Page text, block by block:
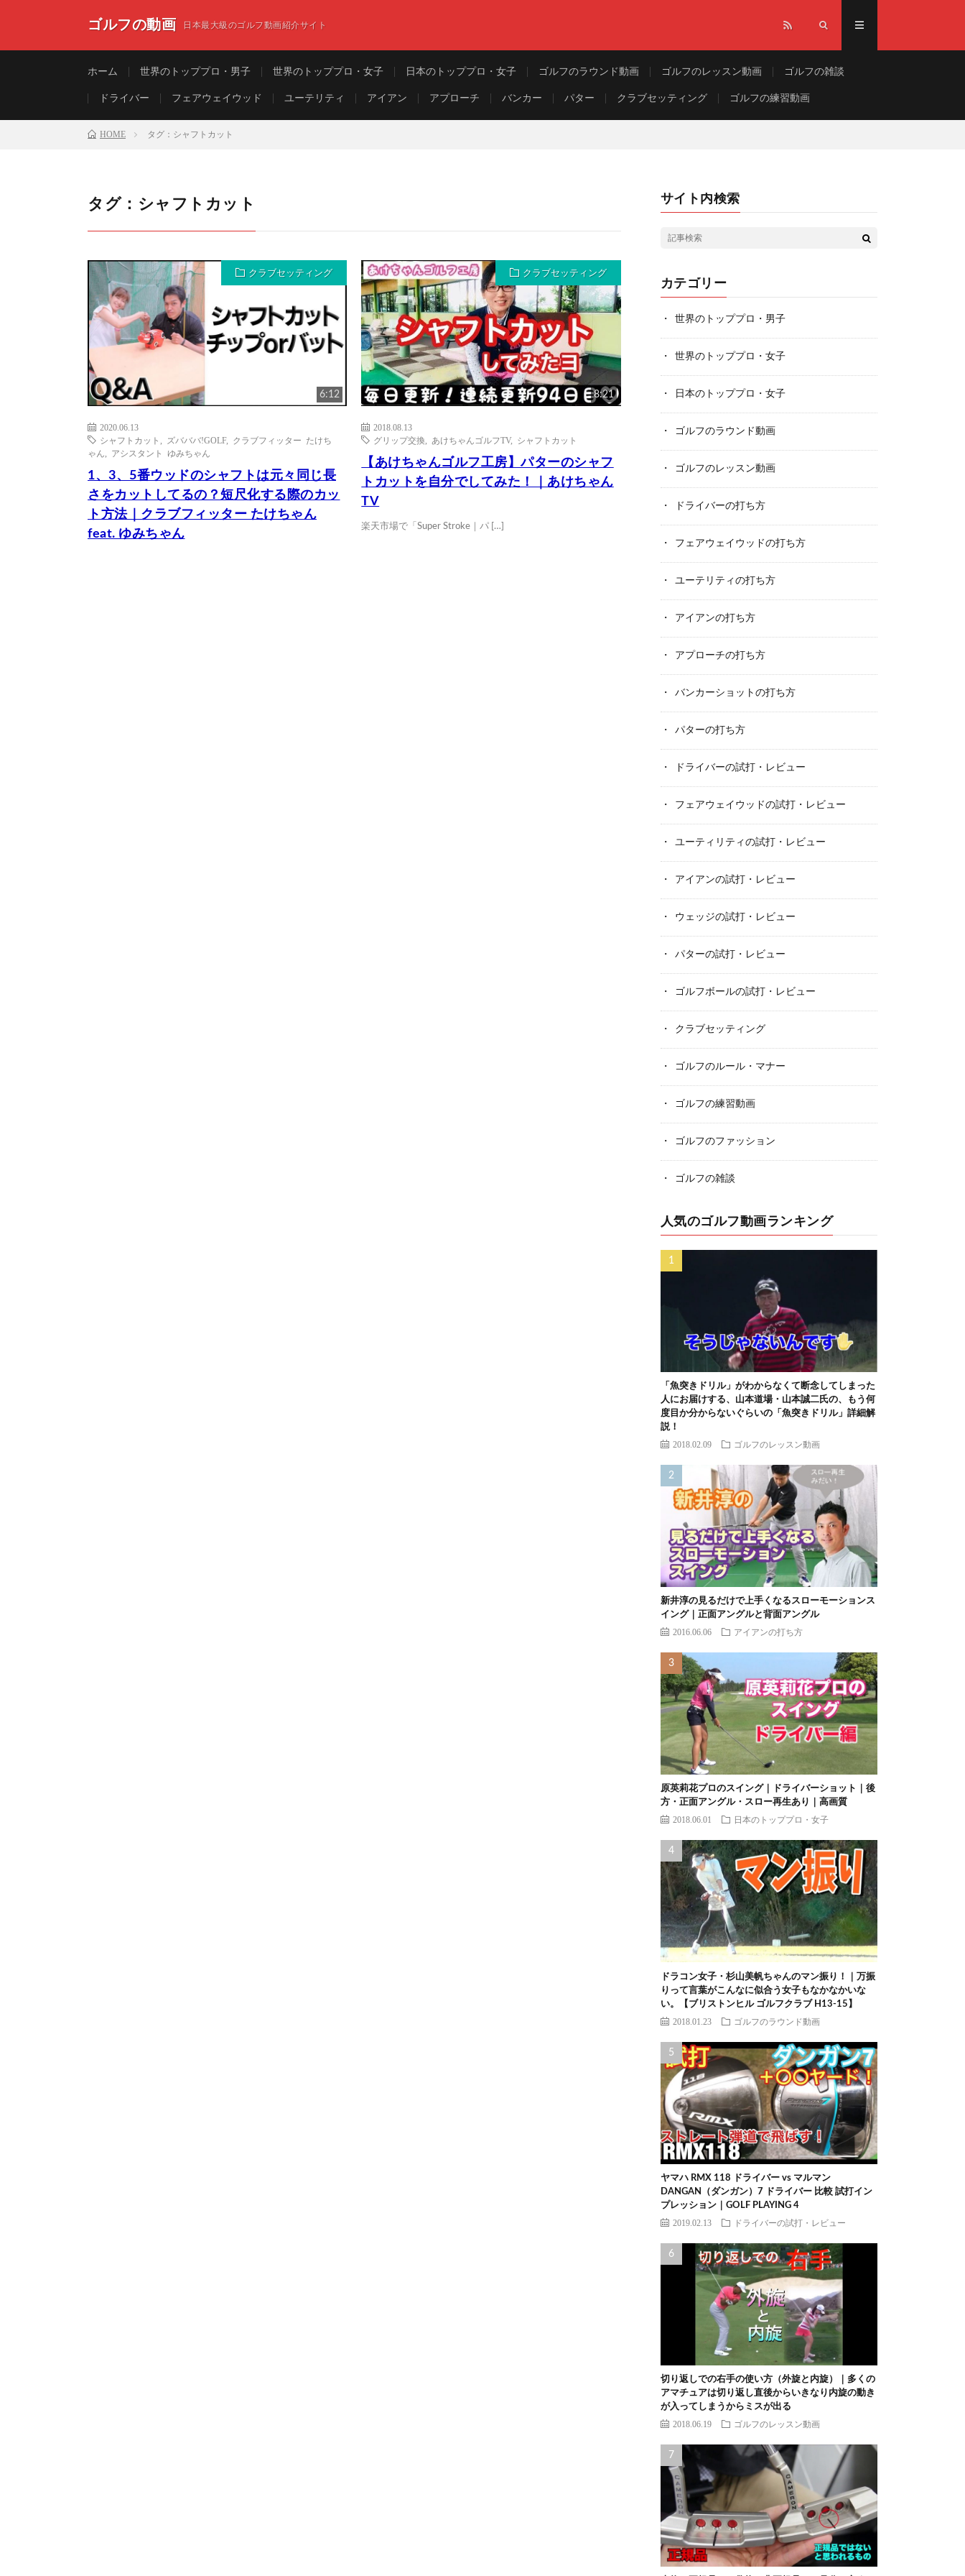
ゴルフの動画 日本最大級のゴルフ動画紹介サイト
ホーム 世界のトッププロ・男子 世界のトッププロ・女子 日本のトッププロ・女子 ゴルフのラウンド動画 ゴルフのレッスン動画 ゴルフの雑談
ドライバー フェアウェイウッド ユーテリティ アイアン アプローチ バンカー パター クラブセッティング ゴルフの練習動画
HOME タグ：シャフトカット
タグ：シャフトカット
クラブセッティング
6:12
2020.06.13
シャフトカット
ズバババ!GOLF, クラブフィッター たけち
ゃん
アシスタント ゆみちゃん
1、3、5番ウッドのシャフトは元々同じ長
さをカットしてるの？短尺化する際のカッ
ト方法｜クラブフィッター たけちゃん
feat. ゆみちゃん
クラブセッティング
8:21
2018.08.13
グリップ交換
あけちゃんゴルフTV, シャフトカット
【あけちゃんゴルフ工房】パターのシャフ
トカットを自分でしてみた！｜あけちゃん
TV
楽天市場で「Super Stroke｜パ […]
サイト内検索
カテゴリー
世界のトッププロ・男子
世界のトッププロ・女子
日本のトッププロ・女子
ゴルフのラウンド動画
ゴルフのレッスン動画
ドライバーの打ち方
フェアウェイウッドの打ち方
ユーテリティの打ち方
アイアンの打ち方
アプローチの打ち方
バンカーショットの打ち方
パターの打ち方
ドライバーの試打・レビュー
フェアウェイウッドの試打・レビュー
ユーティリティの試打・レビュー
アイアンの試打・レビュー
ウェッジの試打・レビュー
パターの試打・レビュー
ゴルフボールの試打・レビュー
クラブセッティング
ゴルフのルール・マナー
ゴルフの練習動画
ゴルフのファッション
ゴルフの雑談
人気のゴルフ動画ランキング
「魚突きドリル」がわからなくて断念してしまった
人にお届けする、山本道場・山本誠二氏の、もう何
度目か分からないぐらいの「魚突きドリル」詳細解
説！
2018.02.09 ゴルフのレッスン動画
新井淳の見るだけで上手くなるスローモーションス
イング｜正面アングルと背面アングル
2016.06.06 アイアンの打ち方
原英莉花プロのスイング｜ドライバーショット｜後
方・正面アングル・スロー再生あり｜高画質
2018.06.01 日本のトッププロ・女子
ドラコン女子・杉山美帆ちゃんのマン振り！｜万振
りって言葉がこんなに似合う女子もなかなかいな
い。【ブリストンヒル ゴルフクラブ H13-15】
2018.01.23 ゴルフのラウンド動画
ヤマハ RMX 118 ドライバー vs マルマン
DANGAN（ダンガン）7 ドライバー 比較 試打イン
プレッション｜GOLF PLAYING 4
2019.02.13 ドライバーの試打・レビュー
切り返しでの右手の使い方（外旋と内旋）｜多くの
アマチュアは切り返し直後からいきなり内旋の動き
が入ってしまうからミスが出る
2018.06.19 ゴルフのレッスン動画